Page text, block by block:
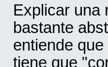
Explicar una
bastante
entiende
tiene que